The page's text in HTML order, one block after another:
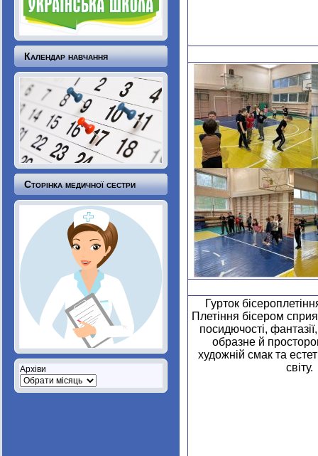
Календар навчання
Сторінка медичної сестри
Архіви
Гурток
Плетіння бісером
посидючості,
образне й
художній смак та
світу.